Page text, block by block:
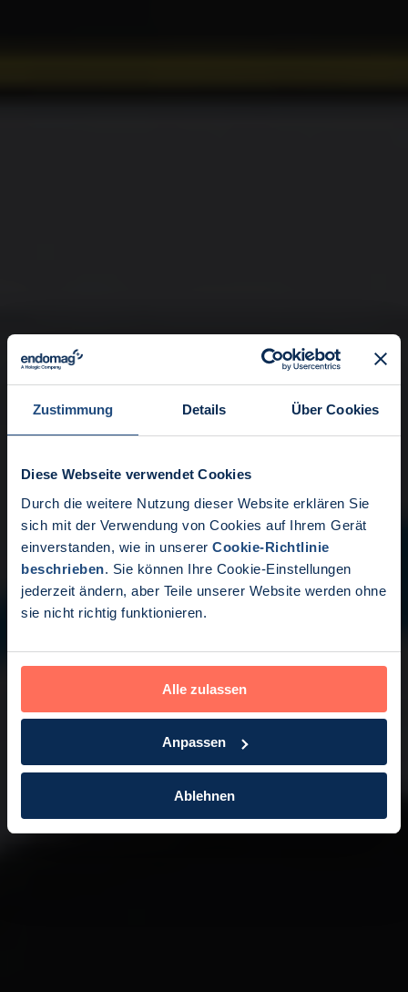
Zustimmung Details Über Cookies
Diese Webseite verwendet Cookies
Durch die weitere Nutzung dieser Website erklären Sie
sich mit der Verwendung von Cookies auf Ihrem Gerät
einverstanden, wie in unserer Cookie-Richtlinie
beschrieben. Sie können Ihre Cookie-Einstellungen
jederzeit ändern, aber Teile unserer Website werden ohne
sie nicht richtig funktionieren.
Alle zulassen
Anpassen
Ablehnen
Lokalisierung und
Staging zusammen
auf einer Plattform
Profitieren Sie von größerer Flexibilität
und Präzision in der Brustchirurgie: mit
chirurgischen Orientierungssystem. Mit
dem Sentimag®-System können Sie
Läsionen lokalisieren und Sentinel-
ohne Drähte und radioaktive Tracer.
Aktuelle Nachrichten:
Endomag ist Teil von